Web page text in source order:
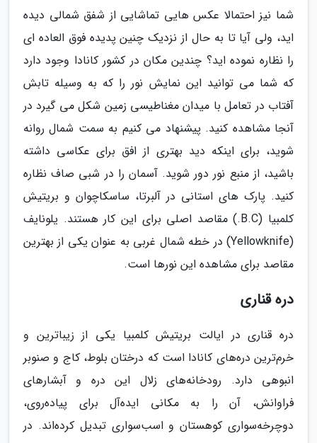
شما نیز احتمالا عکس هایی تماشایی از شفق شمالی دیده
اید، ولی آیا تا به حال از نزدیک چنین پدیده فوق العاده ای
را نظاره نموده اید؟ چندین مکان در کشور کانادا وجود دارد
که شما می توانید این نمایش نور را که به وسیله تابش
آفتاب در تعامل با میدان مغناطیسی زمین شکل می گیرد در
آنجا مشاهده کنید. پیشنهاد می کنیم به سمت شمال روانه
شوید، برای اینکه دید بهتری از افق برای عکاسی داشته
باشید، از منبع نور دور شوید. آسمان را در شبی صاف نظاره
کنید. پارک های استانی در آلبرتا، ساسکاچوان و بریتیش
کلمبیا (B.C.) مقاصد اصلی برای این کار هستند. یلونایف
(Yellowknife) در خطه شمال غربی به عنوان یکی از بهترین
مقاصد برای مشاهده این نورها است.
دره قناری
دره قناری در ایالت بریتیش کلمبیا یکی از زیباترین و
خرم‌ترین دره‌های کانادا است که درختان بلوط، کاج و صنوبر
انبوهی دارد. رودخانه‌های زلال این دره و آبشارهای
فراوانش، آن را به مکانی ایده‌آل برای پیاده‌روی،
دوچرخه‌سواری کوهستان و اسب‌سواری تبدیل کرده‌اند. در